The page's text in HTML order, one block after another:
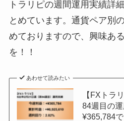
9月27日
10月4日
10月18日
10月25日
トラリピの週間運用実績詳
とめています。通貨ペア別
めておりますので、興味あ
を！！
あわせて読みたい
【FXトラ
84週目の
¥365,784